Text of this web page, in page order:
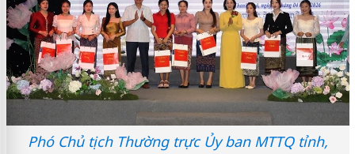
Phó Chủ tịch Thường trực Ủy ban MTTQ tỉnh,